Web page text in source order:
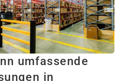
umfassende
in